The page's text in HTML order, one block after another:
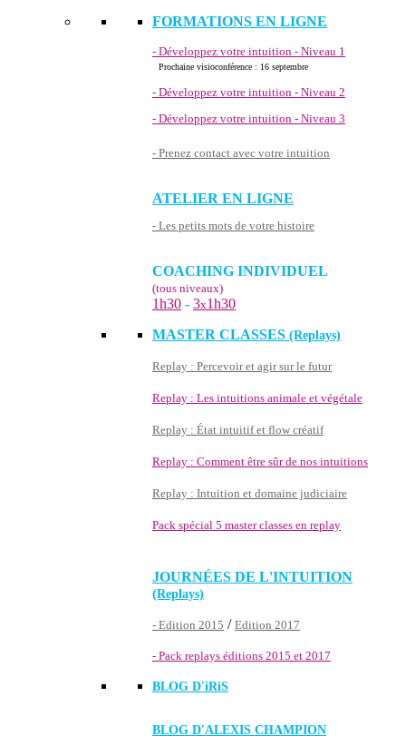
FORMATIONS EN LIGNE
- Développez votre intuition - Niveau 1
Prochaine visioconférence : 16 septembre
- Développez votre intuition - Niveau 2
- Développez votre intuition - Niveau 3
- Prenez contact avec votre intuition
ATELIER EN LIGNE
- Les petits mots de votre histoire
COACHING INDIVIDUEL
(tous niveaux)
1h30 - 3x1h30
MASTER CLASSES (Replays)
Replay : Percevoir et agir sur le futur
Replay : Les intuitions animale et végétale
Replay : État intuitif et flow créatif
Replay : Comment être sûr de nos intuitions
Replay : Intuition et domaine judiciaire
Pack spécial 5 master classes en replay
JOURNÉES DE L'INTUITION
(Replays)
- Edition 2015 / Edition 2017
- Pack replays éditions 2015 et 2017
BLOG D'iRiS
BLOG D'ALEXIS CHAMPION